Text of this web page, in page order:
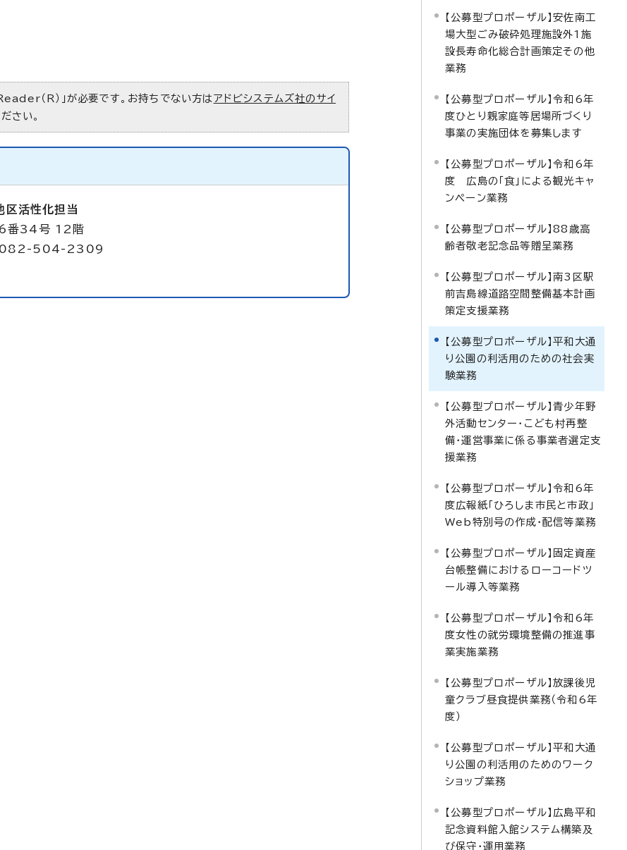
（R）」が必要です。お持ちでない方は アドビシステムズ社のサイ
さい。
区活性化担当
番34号 12階
082-504-2309
【公募型プロポーザル】安佐南工
場大型ごみ破砕処理施設外1施
設長寿命化総合計画策定その他
業務
【公募型プロポーザル】令和6年
度ひとり親家庭等居場所づくり
事業の実施団体を募集します
【公募型プロポーザル】令和6年
度 広島の「食」による観光キャ
ンペーン業務
【公募型プロポーザル】88歳高
齢者敬老記念品等贈呈業務
【公募型プロポーザル】南3区駅
前吉島線道路空間整備基本計画
策定支援業務
【公募型プロポーザル】平和大通
り公園の利活用のための社会実
験業務
【公募型プロポーザル】青少年野
外活動センター・こども村再整
備・運営事業に係る事業者選定支
援業務
【公募型プロポーザル】令和6年
度広報紙「ひろしま市民と市政」
Web特別号の作成・配信等業務
【公募型プロポーザル】固定資産
台帳整備におけるローコードツ
ール導入等業務
【公募型プロポーザル】令和6年
度女性の就労環境整備の推進事
業実施業務
【公募型プロポーザル】放課後児
童クラブ昼食提供業務（令和6年
度）
【公募型プロポーザル】平和大通
り公園の利活用のためのワーク
ショップ業務
【公募型プロポーザル】広島平和
記念資料館入館システム構築及
び保守・運用業務